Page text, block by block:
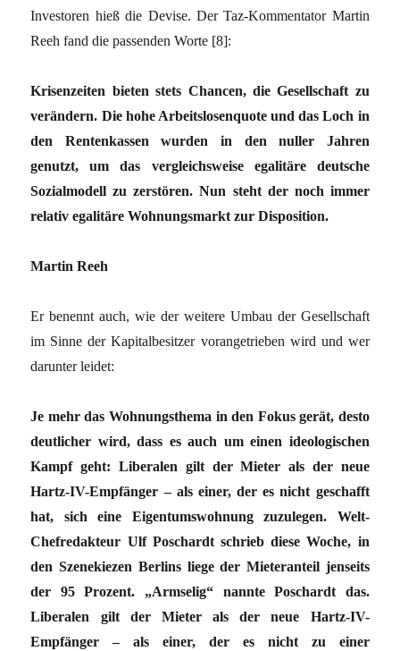
Investoren hieß die Devise. Der Taz-Kommentator Martin
Reeh fand die passenden Worte [8]:
Krisenzeiten bieten stets Chancen, die Gesellschaft zu
verändern. Die hohe Arbeitslosenquote und das Loch in
den Rentenkassen wurden in den nuller Jahren
genutzt, um das vergleichsweise egalitäre deutsche
Sozialmodell zu zerstören. Nun steht der noch immer
relativ egalitäre Wohnungsmarkt zur Disposition.
Martin Reeh
Er benennt auch, wie der weitere Umbau der Gesellschaft
im Sinne der Kapitalbesitzer vorangetrieben wird und wer
darunter leidet:
Je mehr das Wohnungsthema in den Fokus gerät, desto
deutlicher wird, dass es auch um einen ideologischen
Kampf geht: Liberalen gilt der Mieter als der neue
Hartz-IV-Empfänger – als einer, der es nicht geschafft
hat, sich eine Eigentumswohnung zuzulegen. Welt-
Chefredakteur Ulf Poschardt schrieb diese Woche, in
den Szenekiezen Berlins liege der Mieteranteil jenseits
der 95 Prozent. „Armselig“ nannte Poschardt das.
Liberalen gilt der Mieter als der neue Hartz-IV-
Empfänger – als einer, der es nicht zu einer